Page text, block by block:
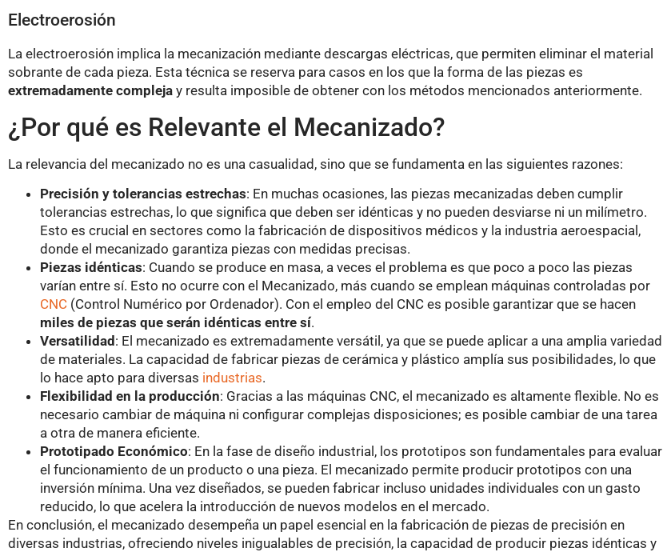
Electroerosión
La electroerosión implica la mecanización mediante descargas eléctricas, que permiten eliminar el material
sobrante de cada pieza. Esta técnica se reserva para casos en los que la forma de las piezas es
extremadamente compleja y resulta imposible de obtener con los métodos mencionados anteriormente.
¿Por qué es Relevante el Mecanizado?
La relevancia del mecanizado no es una casualidad, sino que se fundamenta en las siguientes razones:
Precisión y tolerancias estrechas: En muchas ocasiones, las piezas mecanizadas deben cumplir
tolerancias estrechas, lo que significa que deben ser idénticas y no pueden desviarse ni un milímetro.
Esto es crucial en sectores como la fabricación de dispositivos médicos y la industria aeroespacial,
donde el mecanizado garantiza piezas con medidas precisas.
Piezas idénticas: Cuando se produce en masa, a veces el problema es que poco a poco las piezas
varían entre sí. Esto no ocurre con el Mecanizado, más cuando se emplean máquinas controladas por
CNC (Control Numérico por Ordenador). Con el empleo del CNC es posible garantizar que se hacen
miles de piezas que serán idénticas entre sí.
Versatilidad: El mecanizado es extremadamente versátil, ya que se puede aplicar a una amplia variedad
de materiales. La capacidad de fabricar piezas de cerámica y plástico amplía sus posibilidades, lo que
lo hace apto para diversas industrias.
Flexibilidad en la producción: Gracias a las máquinas CNC, el mecanizado es altamente flexible. No es
necesario cambiar de máquina ni configurar complejas disposiciones; es posible cambiar de una tarea
a otra de manera eficiente.
Prototipado Económico: En la fase de diseño industrial, los prototipos son fundamentales para evaluar
el funcionamiento de un producto o una pieza. El mecanizado permite producir prototipos con una
inversión mínima. Una vez diseñados, se pueden fabricar incluso unidades individuales con un gasto
reducido, lo que acelera la introducción de nuevos modelos en el mercado.
En conclusión, el mecanizado desempeña un papel esencial en la fabricación de piezas de precisión en
diversas industrias, ofreciendo niveles inigualables de precisión, la capacidad de producir piezas idénticas y